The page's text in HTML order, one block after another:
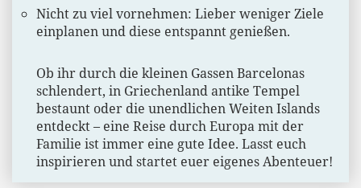
Nicht zu viel vornehmen: Lieber weniger Ziele
einplanen und diese entspannt genießen.
Ob ihr durch die kleinen Gassen Barcelonas
schlendert, in Griechenland antike Tempel
bestaunt oder die unendlichen Weiten Islands
entdeckt – eine Reise durch Europa mit der
Familie ist immer eine gute Idee. Lasst euch
inspirieren und startet euer eigenes Abenteuer!